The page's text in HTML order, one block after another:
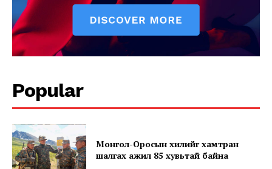
Popular
Монгол-Оросын хилийг хамтран
шалгах ажил 85 хувьтай байна